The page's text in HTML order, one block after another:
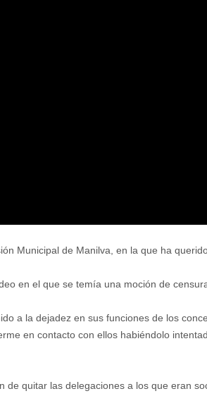
Municipal de Manilva, en la que ha
en el que se temía una moción de
a la dejadez en sus funciones de los
en contacto con ellos habiéndolo
quitar las delegaciones a los que eran